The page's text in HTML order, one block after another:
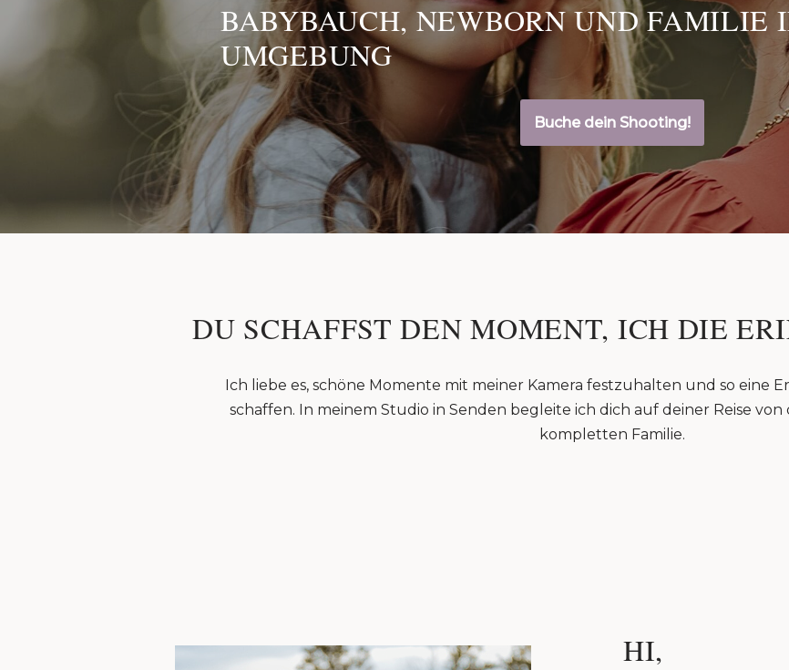
BABYBAUCH, NEWBORN UND FAMILIE
UMGEBUNG
Buche dein Shooting!
DU SCHAFFST DEN MOMENT, ICH DIE
Ich liebe es, schöne Momente mit meiner Kamera festzuhalten und so eine
schaffen. In meinem Studio in Senden begleite ich dich auf deiner Reise
kompletten Familie.
HI,